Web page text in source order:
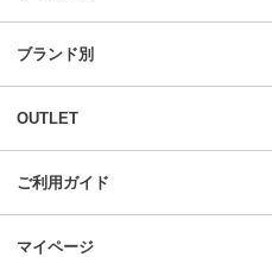
ブランド別
OUTLET
ご利用ガイド
マイページ